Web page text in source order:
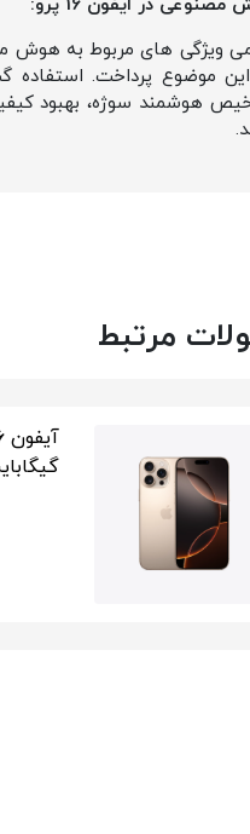
در ایفون 16 پرو:
هوشمند سوژه، بهبود
مرتبط